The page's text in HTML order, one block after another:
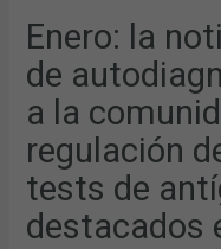
Enero: la
de
a la
regulación
tests de
destacados
MÁS
DESTACADOS
EN
LOS
MEDIOS